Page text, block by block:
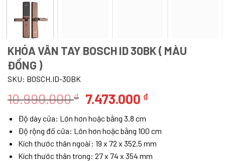
KHÓA VÂN TAY BOSCH ID 30BK ( MÀU
ĐỒNG )
SKU: BOSCH.ID-30BK
10.990.000₫ Giá
là:
10.990.000 ₫.
7.473.000 ₫Giá
tại
là:
7.473.000 ₫.
Độ dày cửa: Lớn hơn hoặc bằng 3.8 cm
Độ rộng đố cửa: Lớn hơn hoặc bằng 100 cm
Kích thước thân ngoài: 19 x 72 x 352.5 mm
Kích thước thân trong: 27 x 74 x 354 mm